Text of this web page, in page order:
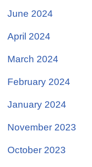
June 2024
April 2024
March 2024
February 2024
January 2024
November 2023
October 2023